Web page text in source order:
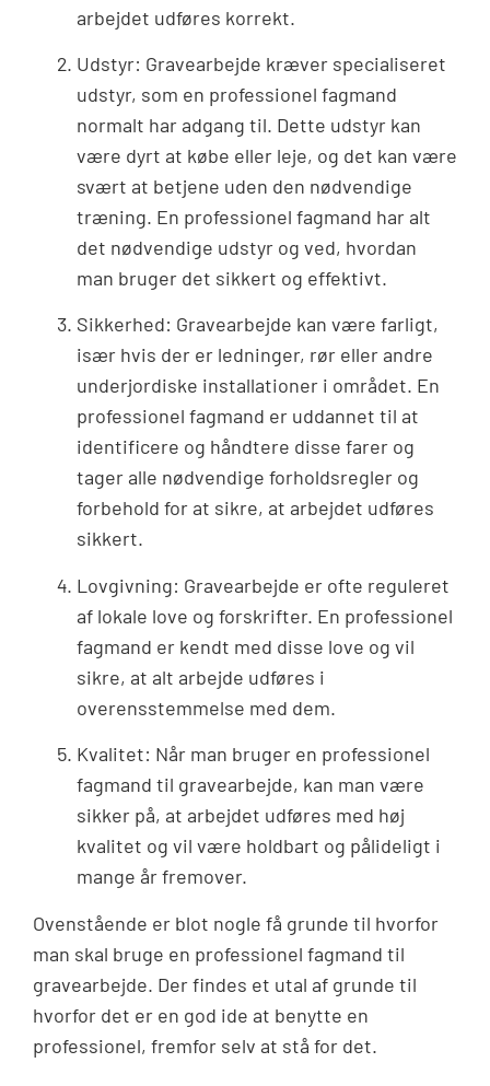
arbejdet udføres korrekt.
Udstyr: Gravearbejde kræver specialiseret
udstyr, som en professionel fagmand
normalt har adgang til. Dette udstyr kan
være dyrt at købe eller leje, og det kan være
svært at betjene uden den nødvendige
træning. En professionel fagmand har alt
det nødvendige udstyr og ved, hvordan
man bruger det sikkert og effektivt.
Sikkerhed: Gravearbejde kan være farligt,
især hvis der er ledninger, rør eller andre
underjordiske installationer i området. En
professionel fagmand er uddannet til at
identificere og håndtere disse farer og
tager alle nødvendige forholdsregler og
forbehold for at sikre, at arbejdet udføres
sikkert.
Lovgivning: Gravearbejde er ofte reguleret
af lokale love og forskrifter. En professionel
fagmand er kendt med disse love og vil
sikre, at alt arbejde udføres i
overensstemmelse med dem.
Kvalitet: Når man bruger en professionel
fagmand til gravearbejde, kan man være
sikker på, at arbejdet udføres med høj
kvalitet og vil være holdbart og pålideligt i
mange år fremover.
Ovenstående er blot nogle få grunde til hvorfor
man skal bruge en professionel fagmand til
gravearbejde. Der findes et utal af grunde til
hvorfor det er en god ide at benytte en
professionel, fremfor selv at stå for det.